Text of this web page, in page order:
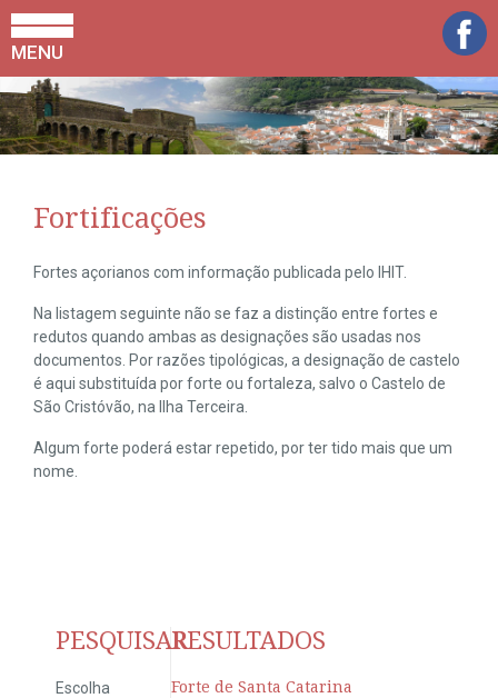
MENU
Fortificações
Fortes açorianos com informação publicada pelo IHIT.
Na listagem seguinte não se faz a distinção entre fortes e
redutos quando ambas as designações são usadas nos
documentos. Por razões tipológicas, a designação de castelo
é aqui substituída por forte ou fortaleza, salvo o Castelo de
São Cristóvão, na Ilha Terceira.
Algum forte poderá estar repetido, por ter tido mais que um
nome.
PESQUISAR
Escolha
RESULTADOS
Forte de Santa Catarina